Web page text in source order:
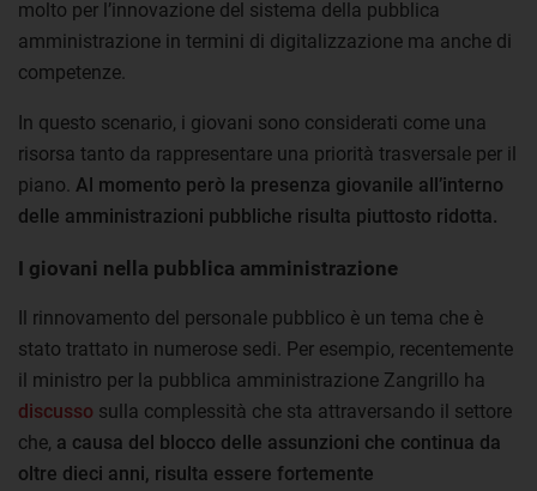
molto per l’innovazione del sistema della pubblica
amministrazione in termini di digitalizzazione ma anche di
competenze.
In questo scenario, i giovani sono considerati come una
risorsa tanto da rappresentare una priorità trasversale per il
piano. Al momento però la presenza giovanile all’interno
delle amministrazioni pubbliche risulta piuttosto ridotta.
I giovani nella pubblica amministrazione
Il rinnovamento del personale pubblico è un tema che è
stato trattato in numerose sedi. Per esempio, recentemente
il ministro per la pubblica amministrazione Zangrillo ha
discusso sulla complessità che sta attraversando il settore
che, a causa del blocco delle assunzioni che continua da
oltre dieci anni, risulta essere fortemente